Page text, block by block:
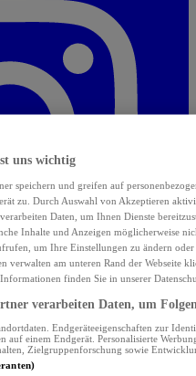
uns wichtig
speichern und greifen auf
zu. Durch Auswahl von Akzeptieren
verarbeiten Daten, um Ihnen Dienste
Inhalte und Anzeigen möglicherweise
um Ihre Einstellungen zu ändern
verwalten am unteren Rand der Webseite
Informationen finden Sie in unserer
verarbeiten Daten, um
Endgeräteeigenschaften zur
einem Endgerät. Personalisierte
Zielgruppenforschung sowie